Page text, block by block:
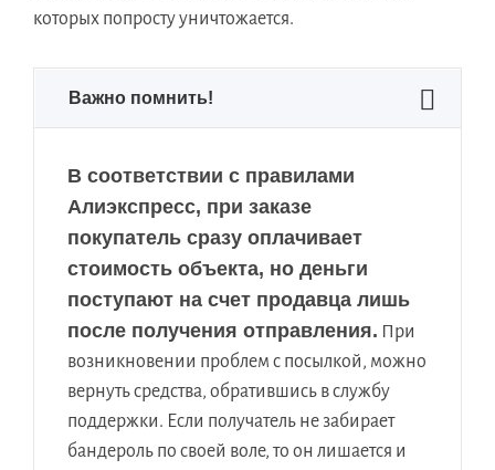
которых попросту уничтожается.
Важно помнить!
В соответствии с правилами
Алиэкспресс, при заказе
покупатель сразу оплачивает
стоимость объекта, но деньги
поступают на счет продавца лишь
после получения отправления. При
возникновении проблем с посылкой, можно
вернуть средства, обратившись в службу
поддержки. Если получатель не забирает
бандероль по своей воле, то он лишается и